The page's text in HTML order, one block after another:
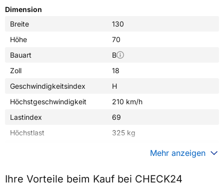
Dimension
Breite
130
Höhe
70
Bauart
B
Zoll
18
Geschwindigkeitsindex
H
Höchstgeschwindigkeit
210 km/h
Lastindex
69
Höchstlast
325 kg
Fahrzeugtyp
Motorrad
Mehr anzeigen
Ihre Vorteile beim Kauf bei CHECK24